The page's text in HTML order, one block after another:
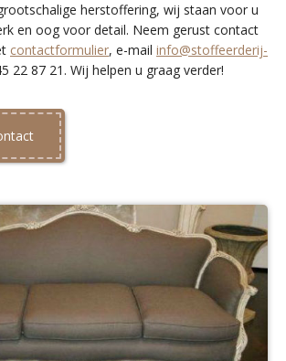
herstoffering, wij staan voor u
en oog voor detail. Neem gerust contact
contactformulier, e-mail info@stoffeerderij-
22 87 21. Wij helpen u graag verder!